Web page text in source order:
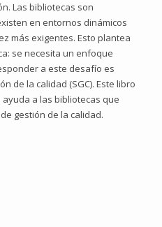
Las bibliotecas son
en entornos dinámicos
más exigentes. Esto plantea
se necesita un enfoque
a este desafío es
de la calidad (SGC). Este libro
a las bibliotecas que
gestión de la calidad.